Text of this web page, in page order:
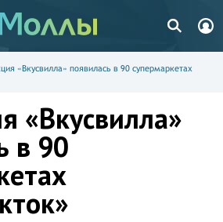
«Вкусвилла» появилась в 90 супермаркетах
«Вкусвилла»
в 90